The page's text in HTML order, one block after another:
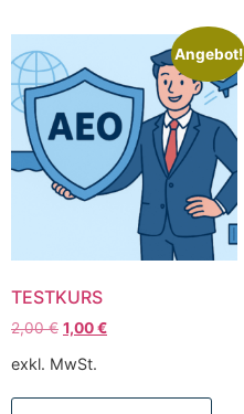
Angebot!
TESTKURS
2,00€ 1,00€
exkl. MwSt.